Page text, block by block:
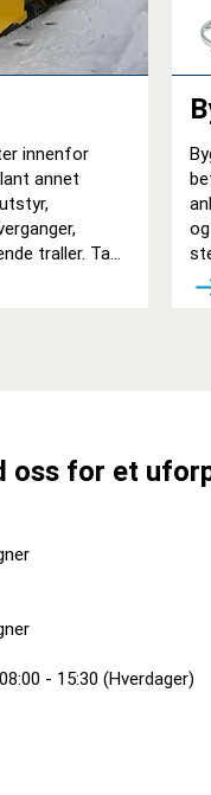
innenfor
annet
traller. Ta
oss for et
- 15:30 (Hverdager)